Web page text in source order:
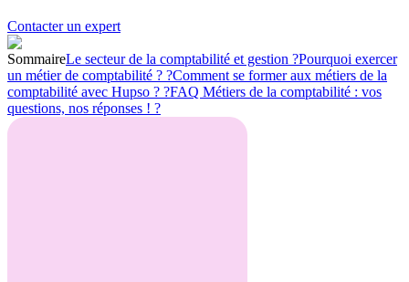
Contacter un expert
SommaireLe secteur de la comptabilité et gestion ?Pourquoi exercer
un métier de comptabilité ? ?Comment se former aux métiers de la
comptabilité avec Hupso ? ?FAQ Métiers de la comptabilité : vos
questions, nos réponses ! ?